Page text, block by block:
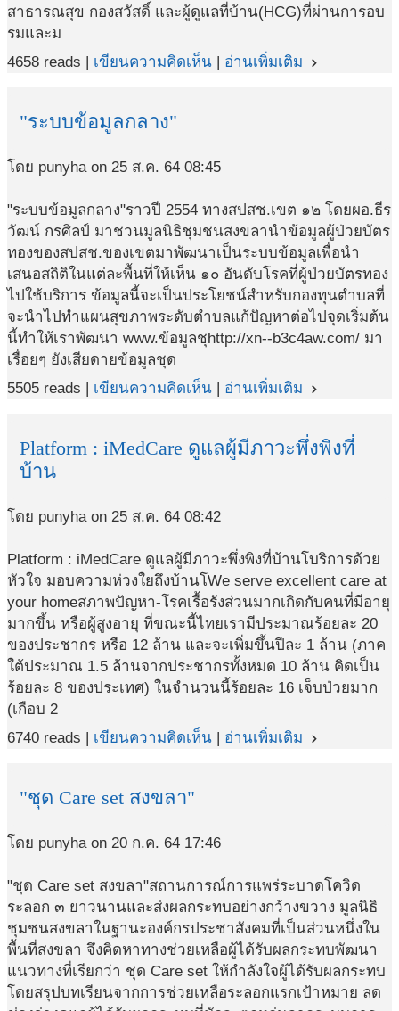
สาธารณสุข กองสวัสดิ์ และผู้ดูแลที่บ้าน(HCG)ที่ผ่านการอบ
รมและม
4658 reads | เขียนความคิดเห็น | อ่านเพิ่มเติม navigate_next
"ระบบข้อมูลกลาง"
โดย punyha on 25 ส.ค. 64 08:45
"ระบบข้อมูลกลาง"ราวปี 2554 ทางสปสช.เขต ๑๒ โดยผอ.ธีร
วัฒน์ กรศิลป์ มาชวนมูลนิธิชุมชนสงขลานำข้อมูลผู้ป่วยบัตร
ทองของสปสช.ของเขตมาพัฒนาเป็นระบบข้อมูลเพื่อนำ
เสนอสถิติในแต่ละพื้นที่ให้เห็น ๑๐ อันดับโรคที่ผู้ป่วยบัตรทอง
ไปใช้บริการ ข้อมูลนี้จะเป็นประโยชน์สำหรับกองทุนตำบลที่
จะนำไปทำแผนสุขภาพระดับตำบลแก้ปัญหาต่อไปจุดเริ่มต้น
นี้ทำให้เราพัฒนา www.ข้อมูลชุhttp://xn--b3c4aw.com/ มา
เรื่อยๆ ยังเสียดายข้อมูลชุด
5505 reads | เขียนความคิดเห็น | อ่านเพิ่มเติม navigate_next
Platform : iMedCare ดูแลผู้มีภาวะพึ่งพิงที่
บ้าน
โดย punyha on 25 ส.ค. 64 08:42
Platform : iMedCare ดูแลผู้มีภาวะพึ่งพิงที่บ้านโบริการด้วย
หัวใจ มอบความห่วงใยถึงบ้านโWe serve excellent care at
your homeสภาพปัญหา-โรคเรื้อรังส่วนมากเกิดกับคนที่มีอายุ
มากขึ้น หรือผู้สูงอายุ ที่ขณะนี้ไทยเรามีประมาณร้อยละ 20
ของประชากร หรือ 12 ล้าน และจะเพิ่มขึ้นปีละ 1 ล้าน (ภาค
ใต้ประมาณ 1.5 ล้านจากประชากรทั้งหมด 10 ล้าน คิดเป็น
ร้อยละ 8 ของประเทศ) ในจำนวนนี้ร้อยละ 16 เจ็บป่วยมาก
(เกือบ 2
6740 reads | เขียนความคิดเห็น | อ่านเพิ่มเติม navigate_next
"ชุด Care set สงขลา"
โดย punyha on 20 ก.ค. 64 17:46
"ชุด Care set สงขลา"สถานการณ์การแพร่ระบาดโควิด
ระลอก ๓ ยาวนานและส่งผลกระทบอย่างกว้างขวาง มูลนิธิ
ชุมชนสงขลาในฐานะองค์กรประชาสังคมที่เป็นส่วนหนึ่งใน
พื้นที่สงขลา จึงคิดหาทางช่วยเหลือผู้ได้รับผลกระทบพัฒนา
แนวทางที่เรียกว่า ชุด Care set ให้กำลังใจผู้ได้รับผลกระทบ
โดยสรุปบทเรียนจากการช่วยเหลือระลอกแรกเป้าหมาย ลด